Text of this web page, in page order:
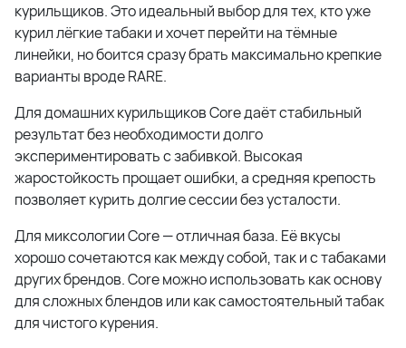
курильщиков. Это идеальный выбор для тех, кто уже
курил лёгкие табаки и хочет перейти на тёмные
линейки, но боится сразу брать максимально крепкие
варианты вроде RARE.
Для домашних курильщиков Core даёт стабильный
результат без необходимости долго
экспериментировать с забивкой. Высокая
жаростойкость прощает ошибки, а средняя крепость
позволяет курить долгие сессии без усталости.
Для миксологии Core — отличная база. Её вкусы
хорошо сочетаются как между собой, так и с табаками
других брендов. Core можно использовать как основу
для сложных блендов или как самостоятельный табак
для чистого курения.